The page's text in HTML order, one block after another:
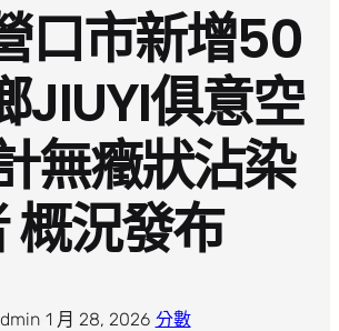
口市新增50
JIUYI俱意空
無癥狀沾染
概況發布
· 1 月 28, 2026· 分數